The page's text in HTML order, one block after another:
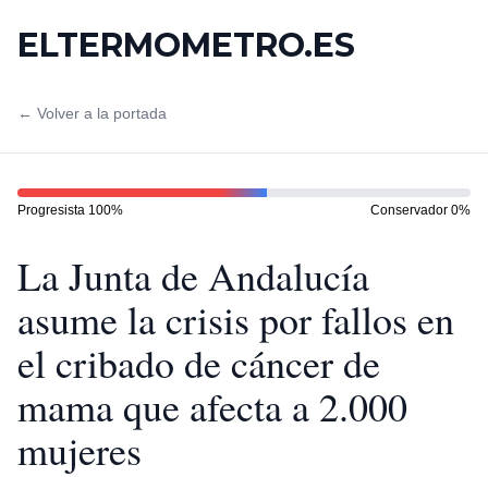
ELTERMOMETRO.ES
← Volver a la portada
Progresista 100% Conservador 0%
La Junta de Andalucía
asume la crisis por fallos en
el cribado de cáncer de
mama que afecta a 2.000
mujeres